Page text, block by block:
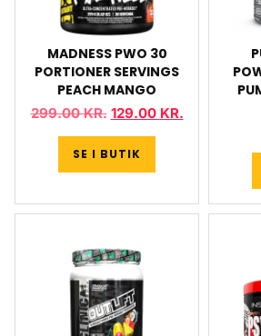
MADNESS PWO 30
PORTIONER SERVINGS
PEACH MANGO
299.00KR. 129.00 KR.
SE I BUTIK